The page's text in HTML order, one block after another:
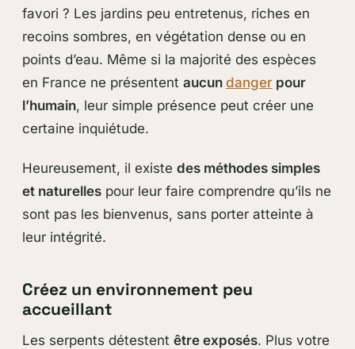
favori ? Les jardins peu entretenus, riches en
recoins sombres, en végétation dense ou en
points d’eau. Même si la majorité des espèces
en France ne présentent aucun dangerpour
l’humain, leur simple présence peut créer une
certaine inquiétude.
Heureusement, il existe des méthodes simples
et naturellespour leur faire comprendre qu’ils ne
sont pas les bienvenus, sans porter atteinte à
leur intégrité.
Créez un environnement peu
accueillant
Les serpents détestent être exposés. Plus votre